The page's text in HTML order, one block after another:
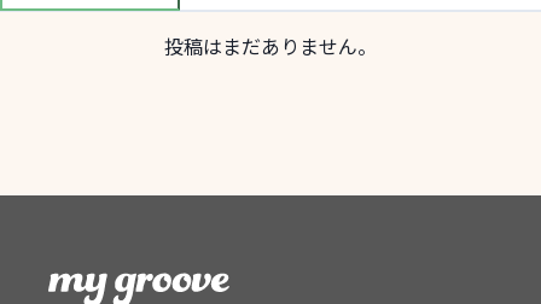
投稿はまだありません。